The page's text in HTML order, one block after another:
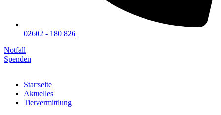
02602 - 180 826
Notfall
Spenden
Startseite
Aktuelles
Tiervermittlung